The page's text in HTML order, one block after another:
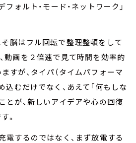
フォルト・モード・ネットワーク」
脳はフル回転で整理整頓をして
動画を２倍速で見て時間を効率的
すが、タイパ（タイムパフォーマ
込むだけでなく、あえて「何もしな
とが、新しいアイデアや心の回復
。
電するのではなく、まず放電する